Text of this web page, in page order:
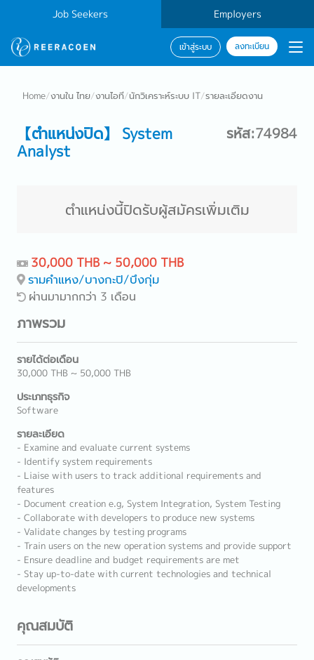
Job Seekers Employers
เข้าสู่ระบบ ลงทะเบียน
Home/งานใน ไทย/งานไอที/นักวิเคราะห์ระบบ IT/รายละเอียดงาน
【ตำแหน่งปิด】 System
Analyst
รหัส:74984
ตำแหน่งนี้ปิดรับผู้สมัครเพิ่มเติม
30,000 THB ~ 50,000 THB
รามคำแหง/บางกะปิ/บึงกุ่ม
ผ่านมามากกว่า 3 เดือน
ภาพรวม
รายได้ต่อเดือน
30,000 THB ~ 50,000 THB
ประเภทธุรกิจ
Software
รายละเอียด
- Examine and evaluate current systems
- Identify system requirements
- Liaise with users to track additional requirements and
features
- Document creation e.g, System Integration, System Testing
- Collaborate with developers to produce new systems
- Validate changes by testing programs
- Train users on the new operation systems and provide support
- Ensure deadline and budget requirements are met
- Stay up-to-date with current technologies and technical
developments
คุณสมบัติ